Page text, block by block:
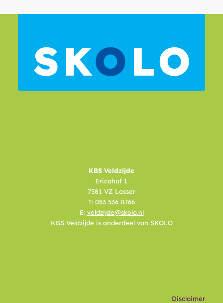
KBS Veldzijde
Ericahof 1
7581 VZ Losser
T: 053 536 0766
E: veldzijde@skolo.nl
KBS Veldzijde is onderdeel van SKOLO
Disclaimer